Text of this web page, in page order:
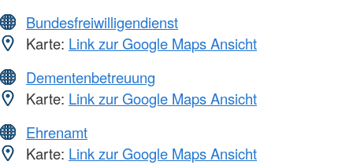
Bundesfreiwilligendienst
Karte: Link zur Google Maps Ansicht
Dementenbetreuung
Karte: Link zur Google Maps Ansicht
Ehrenamt
Karte: Link zur Google Maps Ansicht